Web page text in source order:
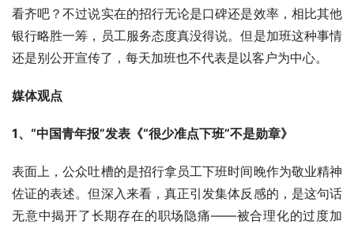
看齐吧？不过说实在的招行无论是口碑还是效率，相比其他
银行略胜一筹，员工服务态度真没得说。但是加班这种事情
还是别公开宣传了，每天加班也不代表是以客户为中心。
媒体观点
1、“中国青年报”发表《“很少准点下班”不是勋章》
表面上，公众吐槽的是招行拿员工下班时间晚作为敬业精神
佐证的表述。但深入来看，真正引发集体反感的，是这句话
无意中揭开了长期存在的职场隐痛——被合理化的过度加